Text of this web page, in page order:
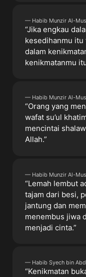
— Habib Munzir Al-
“Jika engkau
kesedihanmu itu
dalam
kenikmatanmu
— Habib Munzir Al-
“Orang yang
wafat su’ul
mencintai
Allah.”
— Habib Munzir Al-
“Lemah lembut
tajam dari besi,
jantung dan
menembus jiwa
menjadi cinta.”
— Habib Syech bin
“Kenikmatan